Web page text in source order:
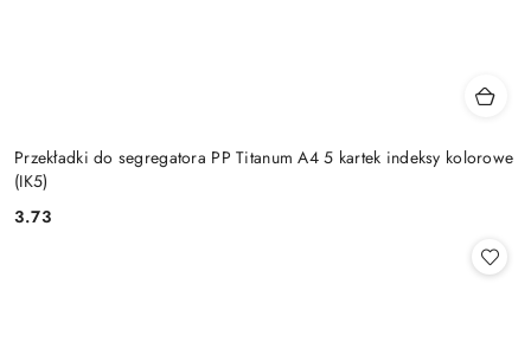
Przekładki do segregatora PP Titanum A4 5 kartek indeksy kolorowe
(IK5)
Cena:
3.73